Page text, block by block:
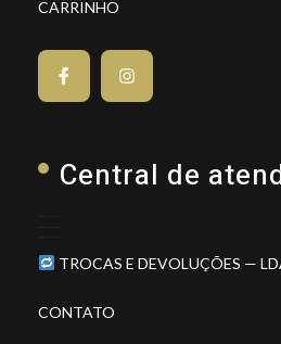
CARRINHO
Central de
TROCAS E DEVOLUÇÕES —
CONTATO